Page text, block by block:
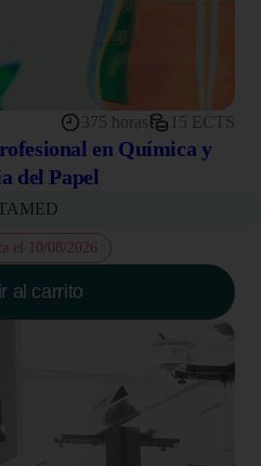
375 horas 15 ECTS
en Química y
del Papel
el 10/08/2026
al carrito